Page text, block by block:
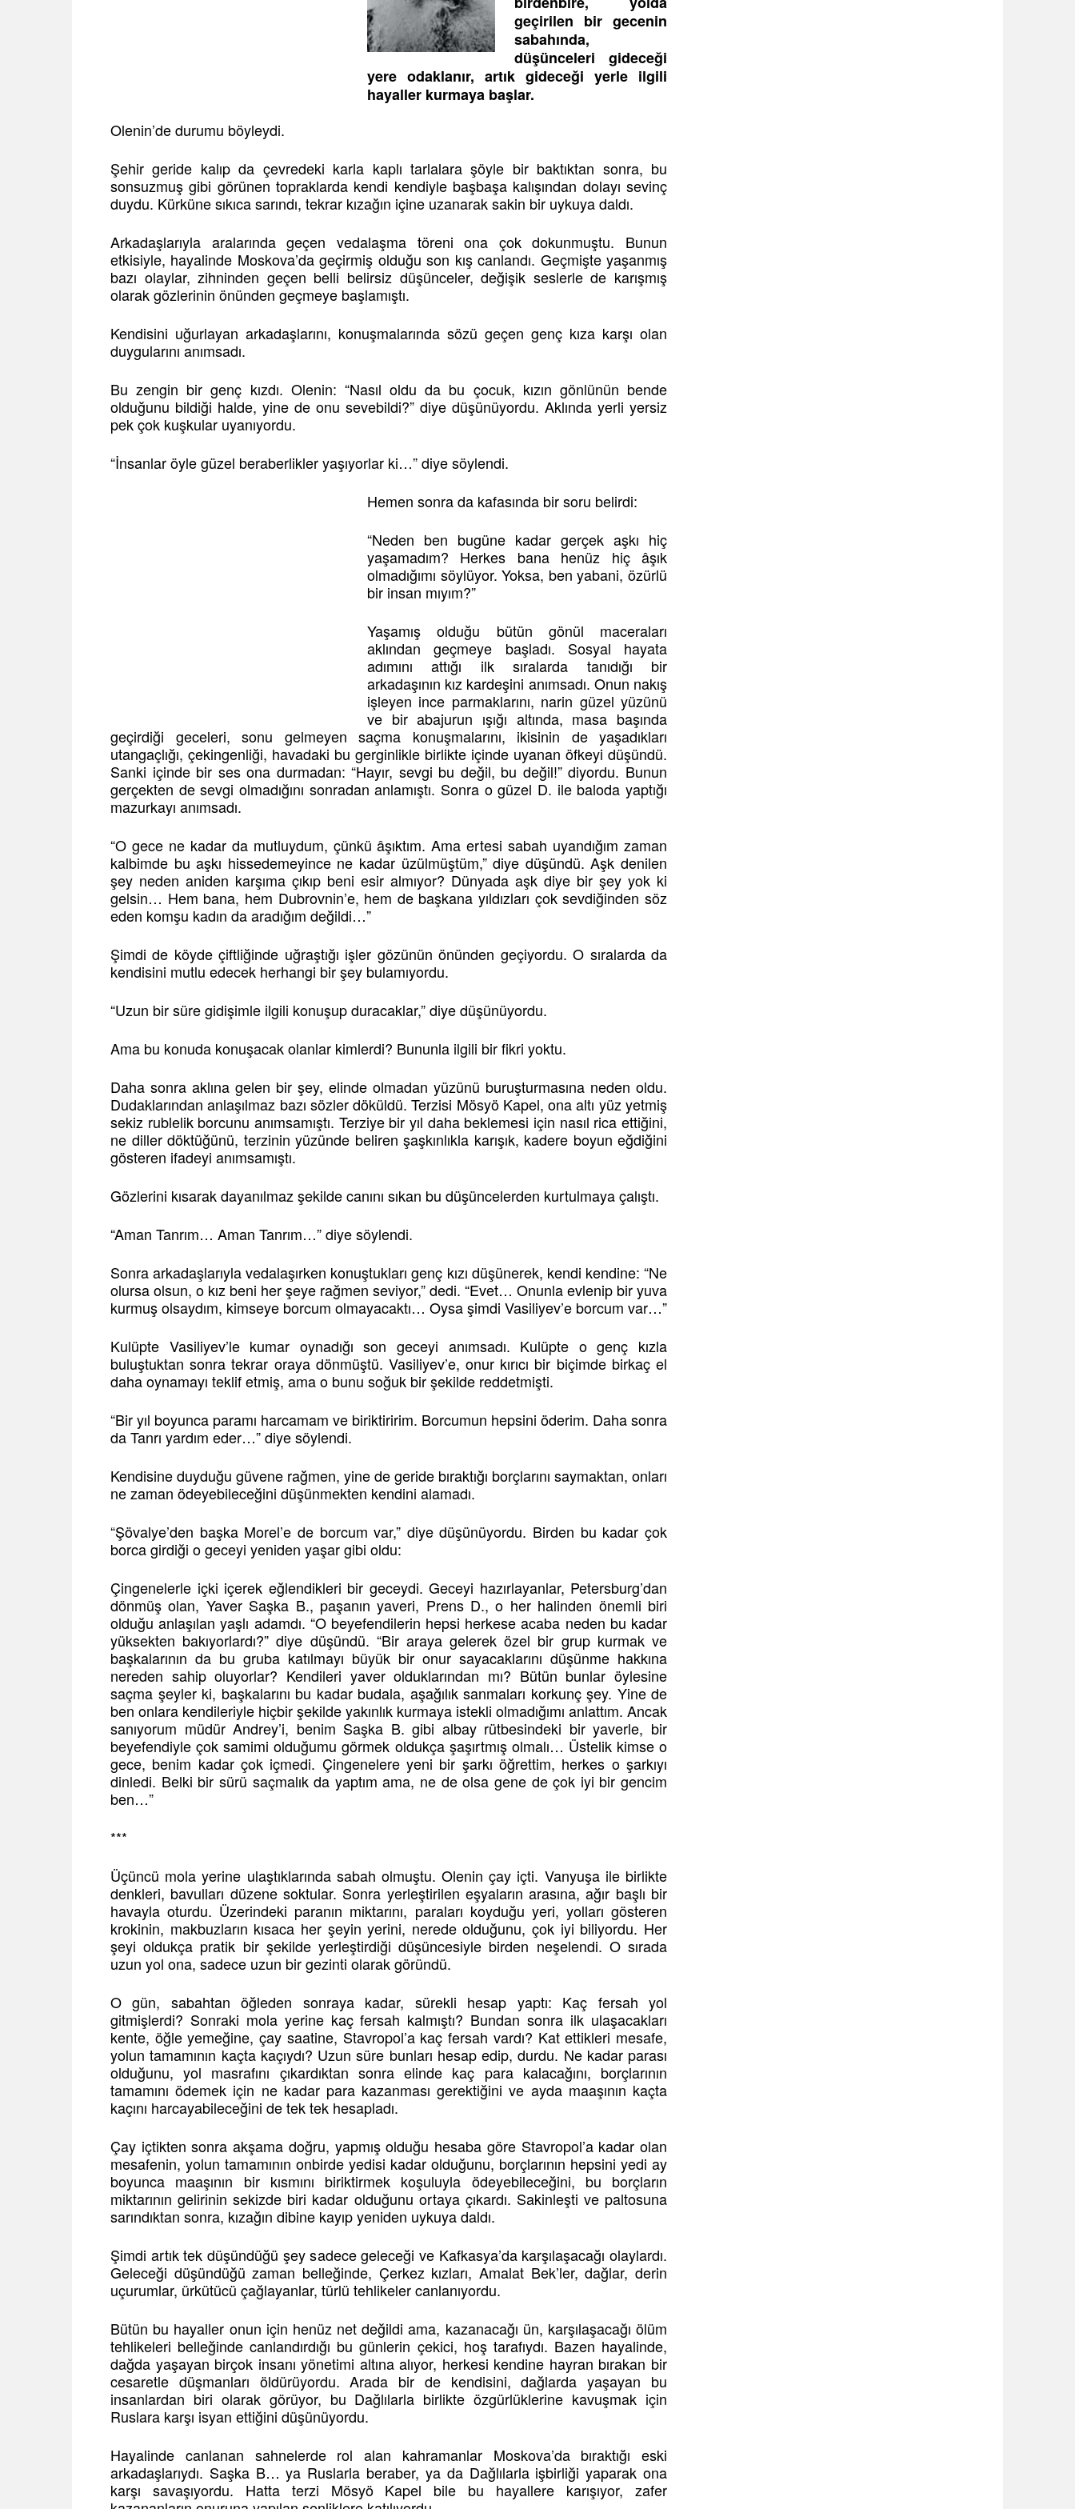
geçirilen bir gecenin
sabahında,
düşünceleri gideceği
yere odaklanır, artık gideceği yerle ilgili
hayaller kurmaya başlar.
Olenin’de durumu böyleydi.
Şehir geride kalıp da çevredeki karla kaplı tarlalara şöyle bir baktıktan sonra, bu
sonsuzmuş gibi görünen topraklarda kendi kendiyle başbaşa kalışından dolayı sevinç
duydu. Kürküne sıkıca sarındı, tekrar kızağın içine uzanarak sakin bir uykuya daldı.
Arkadaşlarıyla aralarında geçen vedalaşma töreni ona çok dokunmuştu. Bunun
etkisiyle, hayalinde Moskova’da geçirmiş olduğu son kış canlandı. Geçmişte yaşanmış
bazı olaylar, zihninden geçen belli belirsiz düşünceler, değişik seslerle de karışmış
olarak gözlerinin önünden geçmeye başlamıştı.
Kendisini uğurlayan arkadaşlarını, konuşmalarında sözü geçen genç kıza karşı olan
duygularını anımsadı.
Bu zengin bir genç kızdı. Olenin: “Nasıl oldu da bu çocuk, kızın gönlünün bende
olduğunu bildiği halde, yine de onu sevebildi?” diye düşünüyordu. Aklında yerli yersiz
pek çok kuşkular uyanıyordu.
“İnsanlar öyle güzel beraberlikler yaşıyorlar ki…” diye söylendi.
Hemen sonra da kafasında bir soru belirdi:
“Neden ben bugüne kadar gerçek aşkı hiç
yaşamadım? Herkes bana henüz hiç âşık
olmadığımı söylüyor. Yoksa, ben yabani, özürlü
bir insan mıyım?”
Yaşamış olduğu bütün gönül maceraları
aklından geçmeye başladı. Sosyal hayata
adımını attığı ilk sıralarda tanıdığı bir
arkadaşının kız kardeşini anımsadı. Onun nakış
işleyen ince parmaklarını, narin güzel yüzünü
ve bir abajurun ışığı altında, masa başında
geçirdiği geceleri, sonu gelmeyen saçma konuşmalarını, ikisinin de yaşadıkları
utangaçlığı, çekingenliği, havadaki bu gerginlikle birlikte içinde uyanan öfkeyi düşündü.
Sanki içinde bir ses ona durmadan: “Hayır, sevgi bu değil, bu değil!” diyordu. Bunun
gerçekten de sevgi olmadığını sonradan anlamıştı. Sonra o güzel D. ile baloda yaptığı
mazurkayı anımsadı.
“O gece ne kadar da mutluydum, çünkü âşıktım. Ama ertesi sabah uyandığım zaman
kalbimde bu aşkı hissedemeyince ne kadar üzülmüştüm,” diye düşündü. Aşk denilen
şey neden aniden karşıma çıkıp beni esir almıyor? Dünyada aşk diye bir şey yok ki
gelsin… Hem bana, hem Dubrovnin’e, hem de başkana yıldızları çok sevdiğinden söz
eden komşu kadın da aradığım değildi…”
Şimdi de köyde çiftliğinde uğraştığı işler gözünün önünden geçiyordu. O sıralarda da
kendisini mutlu edecek herhangi bir şey bulamıyordu.
“Uzun bir süre gidişimle ilgili konuşup duracaklar,” diye düşünüyordu.
Ama bu konuda konuşacak olanlar kimlerdi? Bununla ilgili bir fikri yoktu.
Daha sonra aklına gelen bir şey, elinde olmadan yüzünü buruşturmasına neden oldu.
Dudaklarından anlaşılmaz bazı sözler döküldü. Terzisi Mösyö Kapel, ona altı yüz yetmiş
sekiz rublelik borcunu anımsamıştı. Terziye bir yıl daha beklemesi için nasıl rica ettiğini,
ne diller döktüğünü, terzinin yüzünde beliren şaşkınlıkla karışık, kadere boyun eğdiğini
gösteren ifadeyi anımsamıştı.
Gözlerini kısarak dayanılmaz şekilde canını sıkan bu düşüncelerden kurtulmaya çalıştı.
“Aman Tanrım… Aman Tanrım…” diye söylendi.
Sonra arkadaşlarıyla vedalaşırken konuştukları genç kızı düşünerek, kendi kendine: “Ne
olursa olsun, o kız beni her şeye rağmen seviyor,” dedi. “Evet… Onunla evlenip bir yuva
kurmuş olsaydım, kimseye borcum olmayacaktı… Oysa şimdi Vasiliyev’e borcum var…”
Kulüpte Vasiliyev’le kumar oynadığı son geceyi anımsadı. Kulüpte o genç kızla
buluştuktan sonra tekrar oraya dönmüştü. Vasiliyev’e, onur kırıcı bir biçimde birkaç el
daha oynamayı teklif etmiş, ama o bunu soğuk bir şekilde reddetmişti.
“Bir yıl boyunca paramı harcamam ve biriktiririm. Borcumun hepsini öderim. Daha sonra
da Tanrı yardım eder…” diye söylendi.
Kendisine duyduğu güvene rağmen, yine de geride bıraktığı borçlarını saymaktan, onları
ne zaman ödeyebileceğini düşünmekten kendini alamadı.
“Şövalye’den başka Morel’e de borcum var,” diye düşünüyordu. Birden bu kadar çok
borca girdiği o geceyi yeniden yaşar gibi oldu:
Çingenelerle içki içerek eğlendikleri bir geceydi. Geceyi hazırlayanlar, Petersburg’dan
dönmüş olan, Yaver Saşka B., paşanın yaveri, Prens D., o her halinden önemli biri
olduğu anlaşılan yaşlı adamdı. “O beyefendilerin hepsi herkese acaba neden bu kadar
yüksekten bakıyorlardı?” diye düşündü. “Bir araya gelerek özel bir grup kurmak ve
başkalarının da bu gruba katılmayı büyük bir onur sayacaklarını düşünme hakkına
nereden sahip oluyorlar? Kendileri yaver olduklarından mı? Bütün bunlar öylesine
saçma şeyler ki, başkalarını bu kadar budala, aşağılık sanmaları korkunç şey. Yine de
ben onlara kendileriyle hiçbir şekilde yakınlık kurmaya istekli olmadığımı anlattım. Ancak
sanıyorum müdür Andrey’i, benim Saşka B. gibi albay rütbesindeki bir yaverle, bir
beyefendiyle çok samimi olduğumu görmek oldukça şaşırtmış olmalı… Üstelik kimse o
gece, benim kadar çok içmedi. Çingenelere yeni bir şarkı öğrettim, herkes o şarkıyı
dinledi. Belki bir sürü saçmalık da yaptım ama, ne de olsa gene de çok iyi bir gencim
ben…”
***
Üçüncü mola yerine ulaştıklarında sabah olmuştu. Olenin çay içti. Vanyuşa ile birlikte
denkleri, bavulları düzene soktular. Sonra yerleştirilen eşyaların arasına, ağır başlı bir
havayla oturdu. Üzerindeki paranın miktarını, paraları koyduğu yeri, yolları gösteren
krokinin, makbuzların kısaca her şeyin yerini, nerede olduğunu, çok iyi biliyordu. Her
şeyi oldukça pratik bir şekilde yerleştirdiği düşüncesiyle birden neşelendi. O sırada
uzun yol ona, sadece uzun bir gezinti olarak göründü.
O gün, sabahtan öğleden sonraya kadar, sürekli hesap yaptı: Kaç fersah yol
gitmişlerdi? Sonraki mola yerine kaç fersah kalmıştı? Bundan sonra ilk ulaşacakları
kente, öğle yemeğine, çay saatine, Stavropol’a kaç fersah vardı? Kat ettikleri mesafe,
yolun tamamının kaçta kaçıydı? Uzun süre bunları hesap edip, durdu. Ne kadar parası
olduğunu, yol masrafını çıkardıktan sonra elinde kaç para kalacağını, borçlarının
tamamını ödemek için ne kadar para kazanması gerektiğini ve ayda maaşının kaçta
kaçını harcayabileceğini de tek tek hesapladı.
Çay içtikten sonra akşama doğru, yapmış olduğu hesaba göre Stavropol’a kadar olan
mesafenin, yolun tamamının onbirde yedisi kadar olduğunu, borçlarının hepsini yedi ay
boyunca maaşının bir kısmını biriktirmek koşuluyla ödeyebileceğini, bu borçların
miktarının gelirinin sekizde biri kadar olduğunu ortaya çıkardı. Sakinleşti ve paltosuna
sarındıktan sonra, kızağın dibine kayıp yeniden uykuya daldı.
Şimdi artık tek düşündüğü şey sadece geleceği ve Kafkasya’da karşılaşacağı olaylardı.
Geleceği düşündüğü zaman belleğinde, Çerkez kızları, Amalat Bek’ler, dağlar, derin
uçurumlar, ürkütücü çağlayanlar, türlü tehlikeler canlanıyordu.
Bütün bu hayaller onun için henüz net değildi ama, kazanacağı ün, karşılaşacağı ölüm
tehlikeleri belleğinde canlandırdığı bu günlerin çekici, hoş tarafıydı. Bazen hayalinde,
dağda yaşayan birçok insanı yönetimi altına alıyor, herkesi kendine hayran bırakan bir
cesaretle düşmanları öldürüyordu. Arada bir de kendisini, dağlarda yaşayan bu
insanlardan biri olarak görüyor, bu Dağlılarla birlikte özgürlüklerine kavuşmak için
Ruslara karşı isyan ettiğini düşünüyordu.
Hayalinde canlanan sahnelerde rol alan kahramanlar Moskova’da bıraktığı eski
arkadaşlarıydı. Saşka B… ya Ruslarla beraber, ya da Dağlılarla işbirliği yaparak ona
karşı savaşıyordu. Hatta terzi Mösyö Kapel bile bu hayallere karışıyor, zafer